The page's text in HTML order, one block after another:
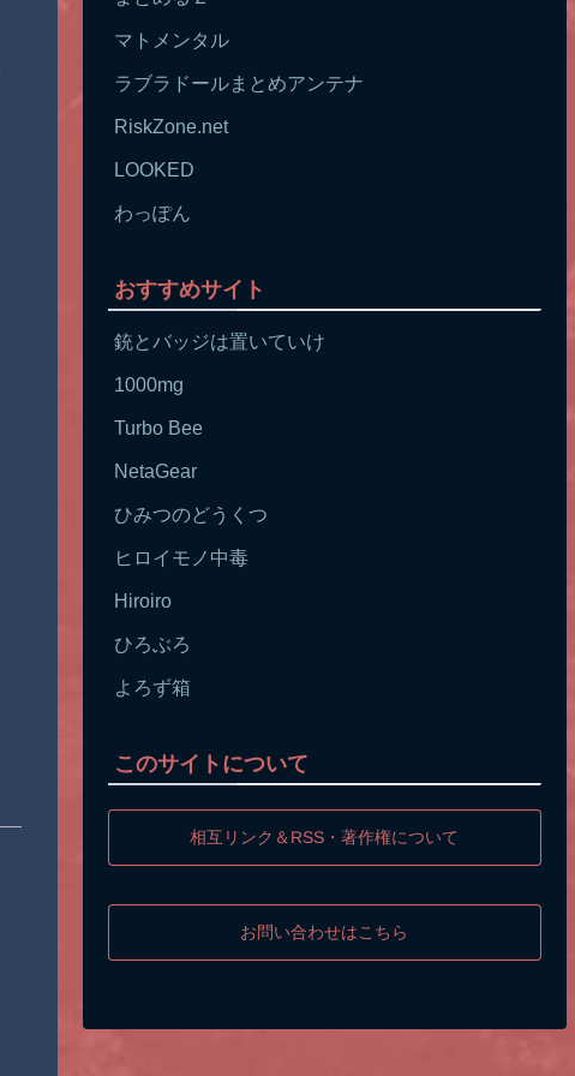
マトメンタル
ラブラドールまとめアンテナ
RiskZone.net
LOOKED
わっぽん
おすすめサイト
銃とバッジは置いていけ
1000mg
Turbo Bee
NetaGear
ひみつのどうくつ
ヒロイモノ中毒
Hiroiro
ひろぶろ
よろず箱
このサイトについて
相互リンク＆RSS・著作権について
お問い合わせはこちら